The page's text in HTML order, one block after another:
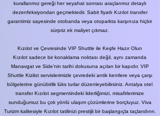
kurallarımız gereği her seyahat sonrası araçlarımız detaylı
dezenfeksiyondan geçmektedir. Sabit fiyatlı Kızılot transfer
garantimiz sayesinde otobanda veya otoparkta karşınıza hiçbir
sürpriz ek maliyet çıkmaz.
Kızılot ve Çevresinde VIP Shuttle ile Keşfe Hazır Olun
Kızılot sadece bir konaklama noktası değil, aynı zamanda
Manavgat ve Side’nin tarihi dokusuna açılan bir kapıdır. VIP
Shuttle Kizilot servislerimizle çevredeki antik kentlere veya çarşı
bölgelerine günübirlik lüks turlar düzenleyebilirsiniz. Antalya otel
transfer Kızılot segmentindeki liderliğimizi, misafirlerimize
sunduğumuz bu çok yönlü ulaşım çözümlerine borçluyuz. Viva
Turizm kalitesiyle Kızılot tatilinizi prestijli bir başlangıçla taçlandırın.